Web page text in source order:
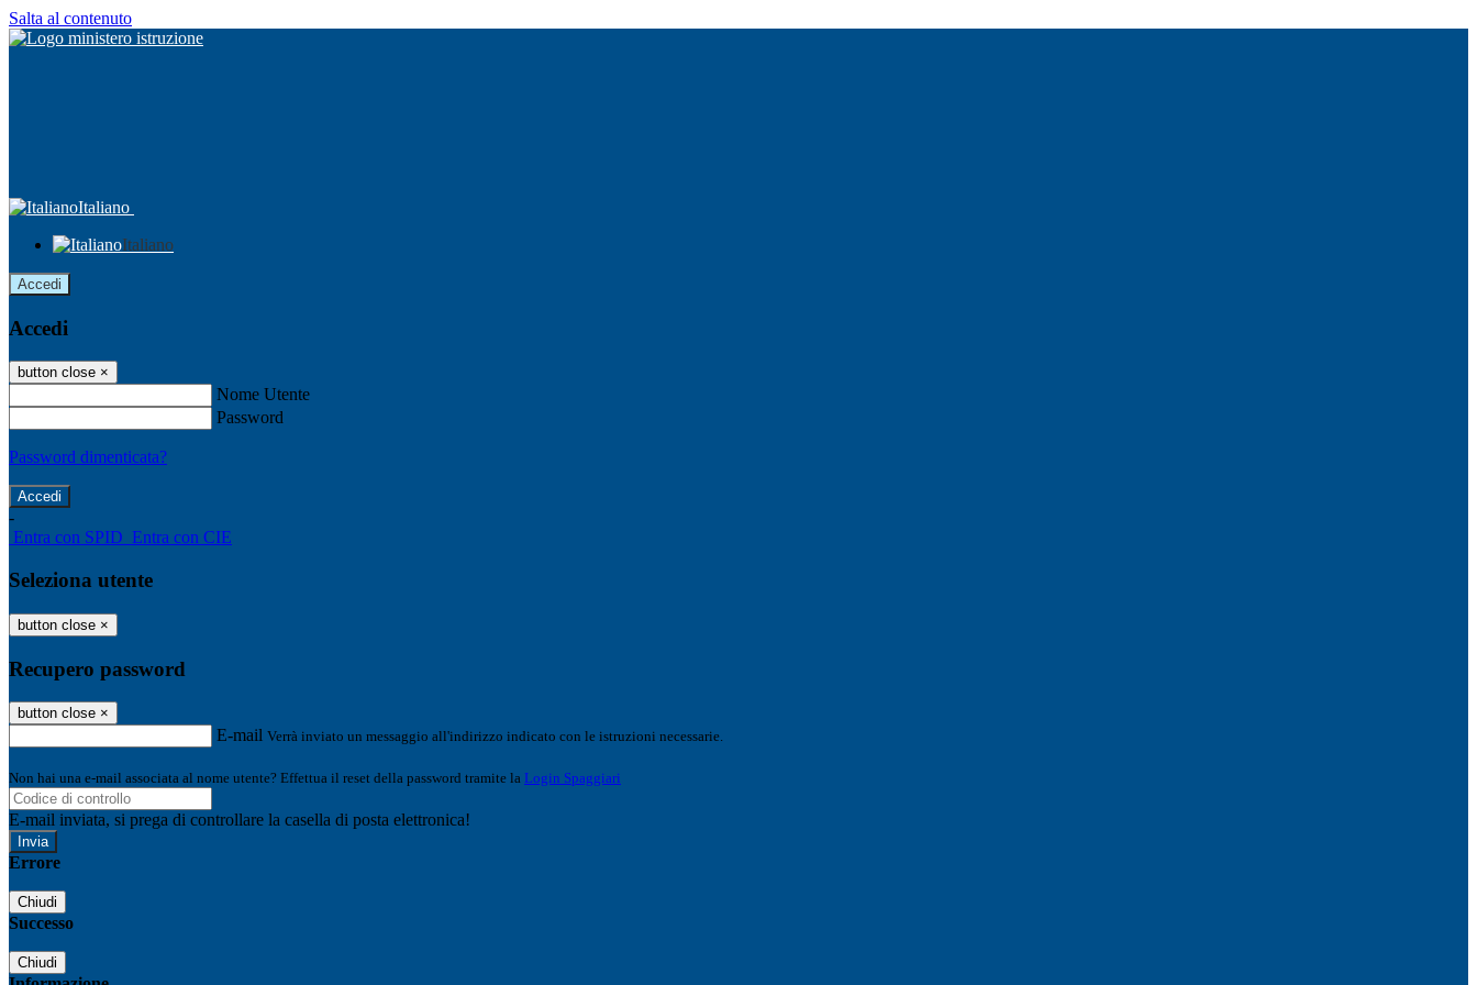
Salta al contenuto
Italiano
Italiano
Accedi
Accedi
button close ×
Nome Utente
Password
Password dimenticata?
-
Entra con SPID Entra con CIE
Seleziona utente
button close ×
Recupero password
button close ×
E-mail Verrà inviato un messaggio all'indirizzo indicato con le istruzioni necessarie.
Non hai una e-mail associata al nome utente? Effettua il reset della password tramite la Login Spaggiari
E-mail inviata, si prega di controllare la casella di posta elettronica!
Errore
Chiudi
Successo
Chiudi